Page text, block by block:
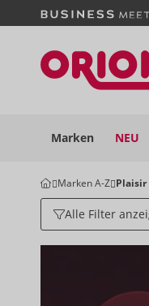
Marken NEU
Marken A-Z Plaisir
Alle Filter